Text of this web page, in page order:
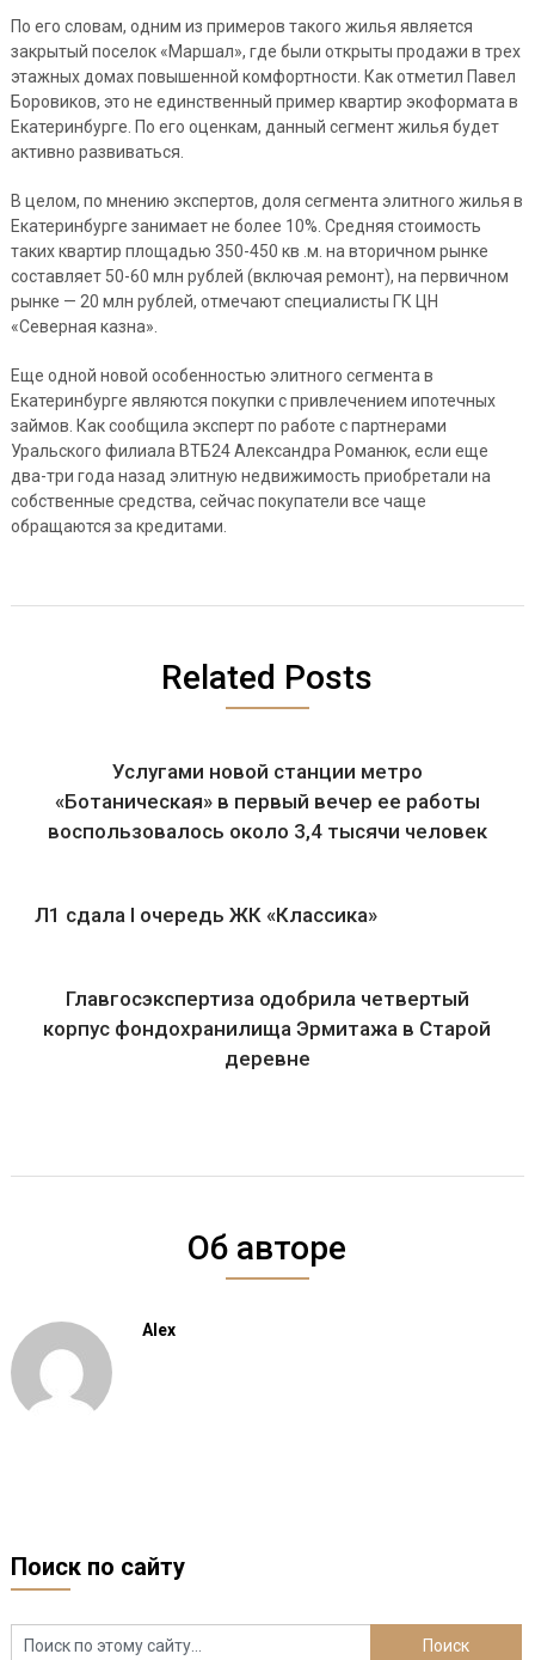
По его словам, одним из примеров такого жилья является
закрытый поселок «Маршал», где были открыты продажи в трех
этажных домах повышенной комфортности. Как отметил Павел
Боровиков, это не единственный пример квартир экоформата в
Екатеринбурге. По его оценкам, данный сегмент жилья будет
активно развиваться.
В целом, по мнению экспертов, доля сегмента элитного жилья в
Екатеринбурге занимает не более 10%. Средняя стоимость
таких квартир площадью 350-450 кв .м. на вторичном рынке
составляет 50-60 млн рублей (включая ремонт), на первичном
рынке — 20 млн рублей, отмечают специалисты ГК ЦН
«Северная казна».
Еще одной новой особенностью элитного сегмента в
Екатеринбурге являются покупки с привлечением ипотечных
займов. Как сообщила эксперт по работе с партнерами
Уральского филиала ВТБ24 Александра Романюк, если еще
два-три года назад элитную недвижимость приобретали на
собственные средства, сейчас покупатели все чаще
обращаются за кредитами.
Related Posts
Услугами новой станции метро
«Ботаническая» в первый вечер ее работы
воспользовалось около 3,4 тысячи человек
Л1 сдала I очередь ЖК «Классика»
Главгосэкспертиза одобрила четвертый
корпус фондохранилища Эрмитажа в Старой
деревне
Об авторе
Alex
Поиск по сайту